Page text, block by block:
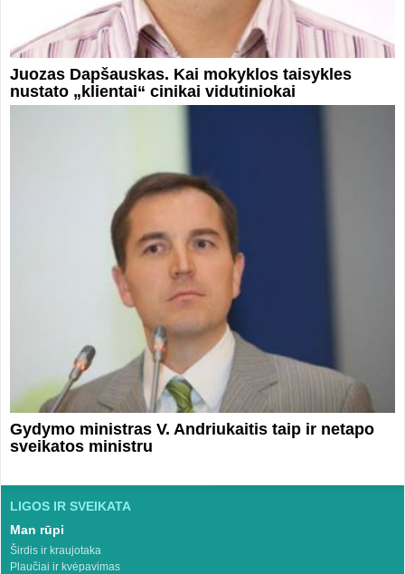
Juozas Dapšauskas. Kai mokyklos taisykles
nustato „klientai“ cinikai vidutiniokai
Gydymo ministras V. Andriukaitis taip ir netapo
sveikatos ministru
LIGOS IR SVEIKATA
Man rūpi
Širdis ir kraujotaka
Plaučiai ir kvėpavimas